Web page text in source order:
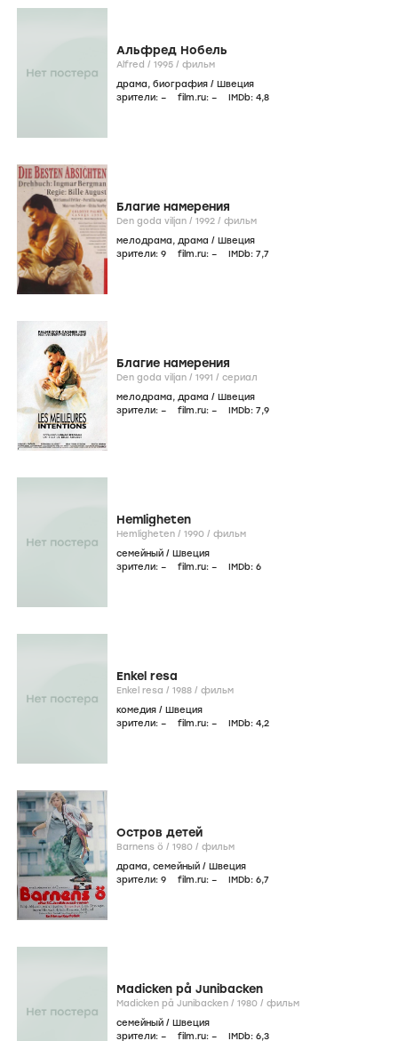
Альфред Нобель
Alfred / 1995 / фильм
драма, биография / Швеция
зрители: – film.ru: – IMDb: 4,8
Благие намерения
Den goda viljan / 1992 / фильм
мелодрама, драма / Швеция
зрители: 9 film.ru: – IMDb: 7,7
Благие намерения
Den goda viljan / 1991 / сериал
мелодрама, драма / Швеция
зрители: – film.ru: – IMDb: 7,9
Hemligheten
Hemligheten / 1990 / фильм
семейный / Швеция
зрители: – film.ru: – IMDb: 6
Enkel resa
Enkel resa / 1988 / фильм
комедия / Швеция
зрители: – film.ru: – IMDb: 4,2
Остров детей
Barnens ö / 1980 / фильм
драма, семейный / Швеция
зрители: 9 film.ru: – IMDb: 6,7
Madicken på Junibacken
Madicken på Junibacken / 1980 / фильм
семейный / Швеция
зрители: – film.ru: – IMDb: 6,3